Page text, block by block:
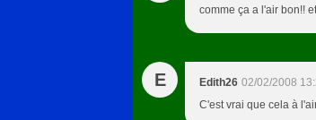
comme ça a l'air bon!!
E Edith26 02/02/2008
C'est vrai que cela à